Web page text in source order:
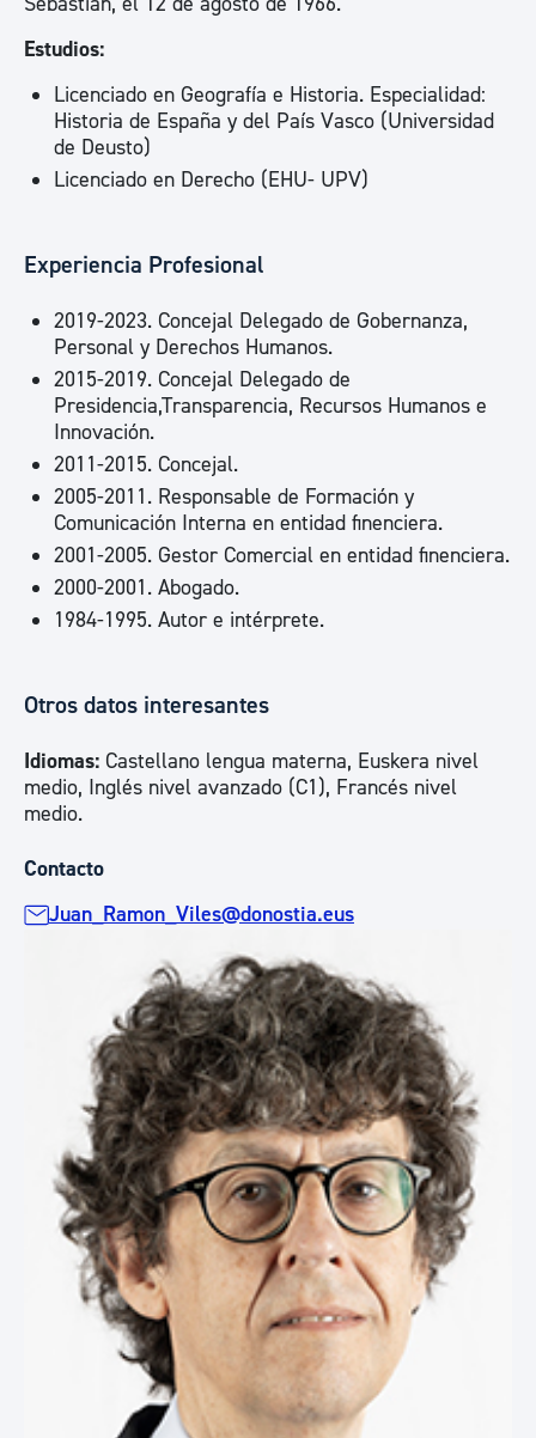
Estudios:
Licenciado en Geografía e Historia. Especialidad:
Historia de España y del País Vasco (Universidad
de Deusto)
Licenciado en Derecho (EHU- UPV)
Experiencia Profesional
2019-2023. Concejal Delegado de Gobernanza,
Personal y Derechos Humanos.
2015-2019. Concejal Delegado de
Presidencia,Transparencia, Recursos Humanos e
Innovación.
2011-2015. Concejal.
2005-2011. Responsable de Formación y
Comunicación Interna en entidad finenciera.
2001-2005. Gestor Comercial en entidad finenciera.
2000-2001. Abogado.
1984-1995. Autor e intérprete.
Otros datos interesantes
Idiomas: Castellano lengua materna, Euskera nivel
medio, Inglés nivel avanzado (C1), Francés nivel
medio.
Contacto
Juan_Ramon_Viles@donostia.eus